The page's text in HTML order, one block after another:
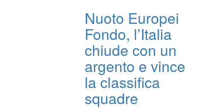
Nuoto Europei
Fondo, l’Italia
chiude con un
argento e vince
la classifica
squadre